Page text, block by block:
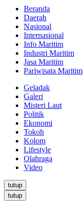
Beranda
Daerah
Nasional
Internasional
Info Maritim
Industri Maritim
Jasa Maritim
Pariwisata Maritim
Geladak
Galeri
Misteri Laut
Politik
Ekonomi
Tokoh
Kolom
Lifestyle
Olahraga
Video
tutup
tutup